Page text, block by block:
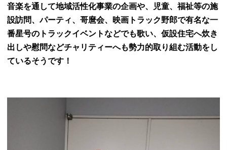
音楽を通して地域活性化事業の企画や、児童、福祉等の施
設訪問、パーティ、哥麿会、映画トラック野郎で有名な一
番星号のトラックイベントなどでも歌い、仮設住宅へ炊き
出しや慰問などチャリティーへも勢力的取り組む活動をし
ているそうです！